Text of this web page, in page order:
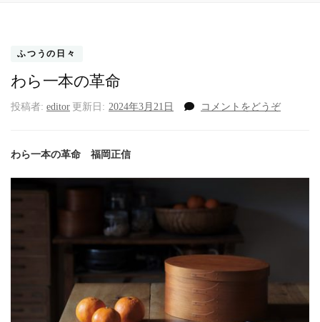
ふつうの日々
わら一本の革命
投稿者: editor 更新日: 2024年3月21日 コメントをどうぞ(わ
革
わら一本の革命 福岡正信